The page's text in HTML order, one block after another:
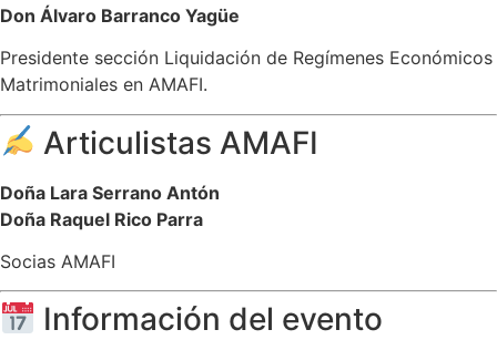
Don Álvaro Barranco Yagüe
Presidente sección Liquidación de Regímenes Económicos
Matrimoniales en AMAFI.
Articulistas AMAFI
Doña Lara Serrano Antón
Doña Raquel Rico Parra
Socias AMAFI
Información del evento